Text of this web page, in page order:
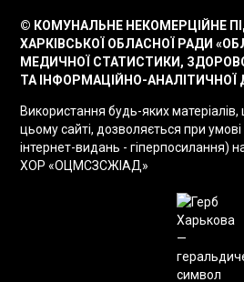
© КОМУНАЛЬНЕ НЕКОМЕРЦІЙНЕ
ХАРКІВСЬКОЇ ОБЛАСНОЇ РАДИ
МЕДИЧНОЇ СТАТИСТИКИ,
ТА ІНФОРМАЦІЙНО-АНАЛІТИЧНОЇ
Використання будь-яких матеріалів,
цьому сайті, дозволяється при
інтернет-видань - гіперпосилання)
ХОР «ОЦМСЗСЖІАД»